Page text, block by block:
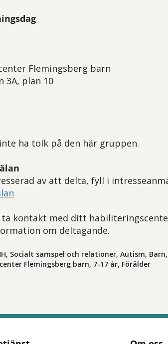
Flemingsberg barn
3A, plan 10
ha tolk på den här gruppen.
av att delta, fyll i
ta kontakt med ditt
om deltagande.
Socialt samspel och relationer, Autism,
Flemingsberg barn, 7-17 år, Förälder